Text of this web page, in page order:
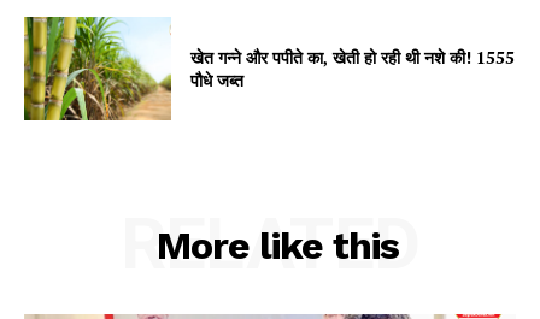
खेत गन्ने और पपीते का, खेती हो रही थी नशे की! 1555
पौधे जब्त
More like this
RELATED